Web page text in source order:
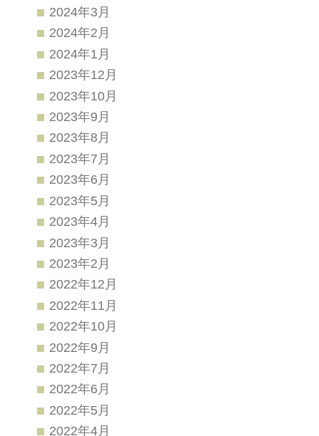
2024年3月
2024年2月
2024年1月
2023年12月
2023年10月
2023年9月
2023年8月
2023年7月
2023年6月
2023年5月
2023年4月
2023年3月
2023年2月
2022年12月
2022年11月
2022年10月
2022年9月
2022年7月
2022年6月
2022年5月
2022年4月